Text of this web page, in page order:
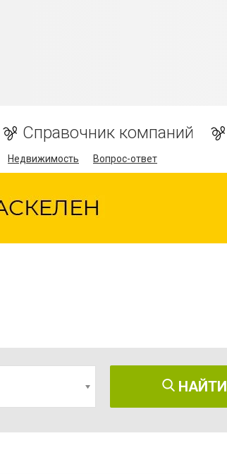
Справочник компаний
Недвижимость Вопрос-ответ
НАЙТИ